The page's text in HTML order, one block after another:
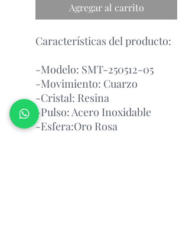
Agregar al carrito
Características del producto:
-Modelo: SMT-250512-05
-Movimiento: Cuarzo
-Cristal: Resina
-Pulso: Acero Inoxidable
-Esfera:Oro Rosa